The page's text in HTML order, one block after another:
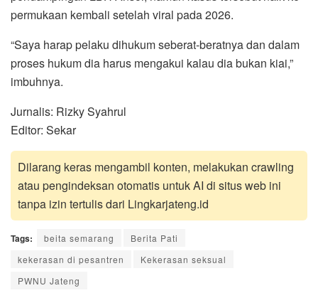
permukaan kembali setelah viral pada 2026.
“Saya harap pelaku dihukum seberat-beratnya dan dalam
proses hukum dia harus mengakui kalau dia bukan kiai,”
imbuhnya.
Jurnalis: Rizky Syahrul
Editor: Sekar
Dilarang keras mengambil konten, melakukan crawling
atau pengindeksan otomatis untuk AI di situs web ini
tanpa izin tertulis dari Lingkarjateng.id
Tags: beita semarang
Berita Pati
kekerasan di pesantren
Kekerasan seksual
PWNU Jateng